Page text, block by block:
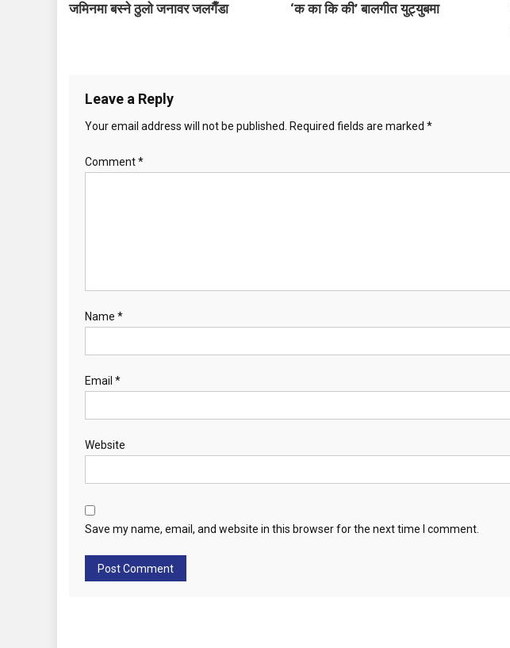
n
जमिनमा बस्ने ठुलाे जनावर जलगैँडा ‘क का कि की’ बालगीत युट्युबमा
Leave a Reply
Your email address will not be published. Required fields are marked *
Comment*
Name *
Email *
Website
Save my name, email, and website in this browser for the next time I comment.